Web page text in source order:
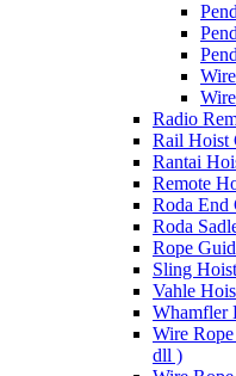
Radio
Rail Hoist
Rantai
Remote
Roda End
Roda
Rope
Sling
Vahle
Whamfler
Wire
dll )